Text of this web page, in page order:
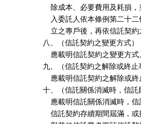
除成本、必要費用及耗損
入委託人依本條例第二十
立之專戶後，再依信託契
八、（信託契約之變更方式）
應載明信託契約之變更方式
九、（信託契約之解除或終止
應載明信託契約之解除或終
十、（信託關係消滅時，信託
應載明信託關係消滅時，
信託契約存續期間屆滿，